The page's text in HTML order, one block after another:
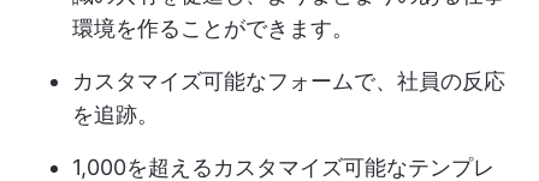
環境を作ることができます。
カスタマイズ可能なフォームで、社員の反応
を追跡。
1,000を超えるカスタマイズ可能なテンプレ